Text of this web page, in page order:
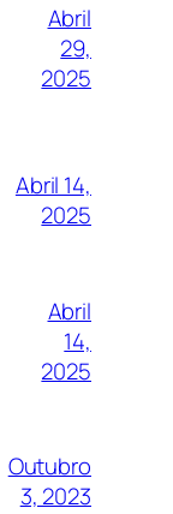
Abril
29,
2025
Abril 14,
2025
Abril
14,
2025
Outubro
3, 2023